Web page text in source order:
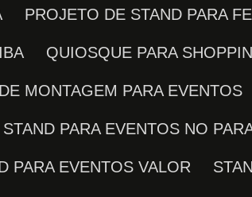
PROJETO DE STAND PARA
QUIOSQUE PARA
DE MONTAGEM PARA EVENTOS
STAND PARA EVENTOS NO
PARA EVENTOS VALOR